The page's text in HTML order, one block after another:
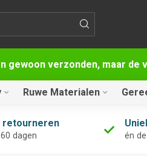
gewoon verzonden, maar
Ruwe Materialen
retourneren
dagen én